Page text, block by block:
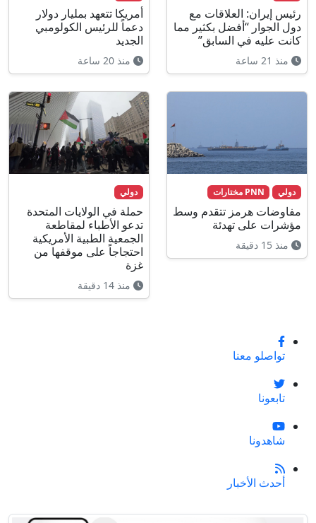
رئيس إيران: العلاقات مع
دول الجوار “أفضل بكثير مما
كانت عليه في السابق”
منذ 21 ساعة
أمريكا تتعهد بمليار دولار
دعماً للرئيس الكولومبي
الجديد
منذ 20 ساعة
دولي PNN مختارات
مفاوضات هرمز تتقدم وسط
مؤشرات على تهدئة
منذ 15 دقيقة
دولي
حملة في الولايات المتحدة
تدعو الأطباء لمقاطعة
الجمعية الطبية الأمريكية
احتجاجاً على موقفها من
غزة
منذ 14 دقيقة
تواصلو معنا
تابعونا
شاهدونا
أحدث الأخبار